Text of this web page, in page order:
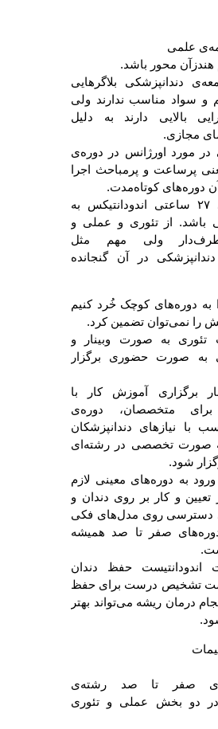
دندانپزشکی بلاگرهایی
و سواد مناسب ندارند ولی
بالایی دارند به دلیل
مجازی.
در مورد اورژانس در دوره‌ی
پرساعت و پرمباحث اجرا
دوره‌های کوتاه‌مدت.
۱.۲.۴. دوره‌ی ۲۷ ساعتی اندودانتیکس به
باشد. از تئوری و عملی و
ولی مهم مثل
در آن گنجانده
را به دوره‌های کوچک خُرد کنیم
را نمی‌توان تضمین کرد.
تئوری به صورت وبینار و
به صورت حضوری برگزار
کنار برگزاری آموزش کار با
متخصصان، دوره‌ی
با نیازهای دندانپزشکان
صورت تخصصی در رشته‌ای
شود.
ورود به دوره‌های معینی لازم
و کار بر روی دندان و
دسترسی روی مدل‌های فکی
صفر تا صد همیشه
اندودانتیست حفظ دندان
تشخیص درست برای حفظ
درمان ریشه می‌تواند بهتر
صفر تا صد رشته‌ی
در دو بخش عملی و تئوری